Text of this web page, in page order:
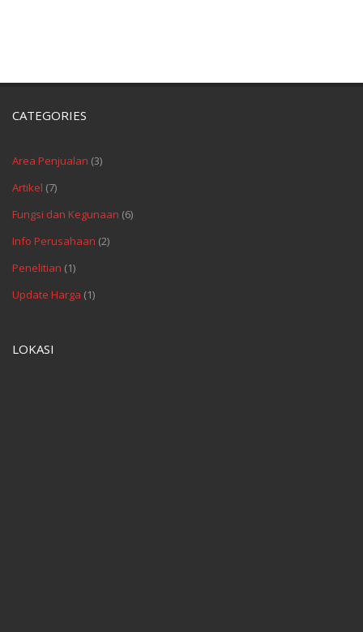
CATEGORIES
Area Penjualan (3)
Artikel (7)
Fungsi dan Kegunaan (6)
Info Perusahaan (2)
Penelitian (1)
Update Harga (1)
LOKASI